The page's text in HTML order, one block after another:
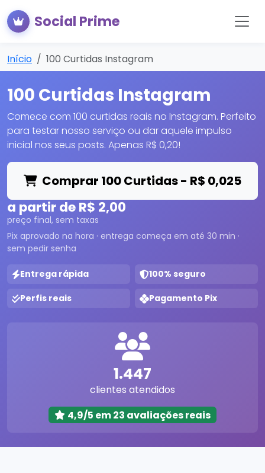
Social Prime
Início 100 Curtidas Instagram
100 Curtidas Instagram
Comece com 100 curtidas reais no Instagram. Perfeito
para testar nosso serviço ou dar aquele impulso
inicial nos seus posts. Apenas R$ 0,20!
Comprar 100 Curtidas - R$ 0,025
a partir de R$ 2,00
preço final, sem taxas
Pix aprovado na hora · entrega começa em até 30 min ·
sem pedir senha
Entrega rápida 100% seguro
Perfis reais Pagamento Pix
1.447
clientes atendidos
4,9/5 em 23 avaliações reais